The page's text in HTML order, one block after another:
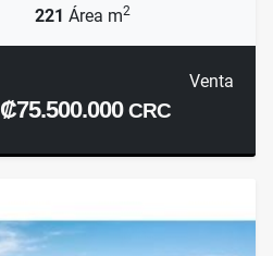
221 Área m2
Venta
₡75.500.000CRC